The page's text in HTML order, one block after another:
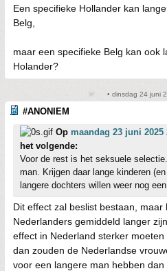
Een specifieke Hollander kan
Belg,
maar een specifieke Belg kan ook
Holander?
• dinsdag 24 juni
#ANONIEM
Op maandag 23 juni 2025
het volgende:
Voor de rest is het seksuele
man. Krijgen daar lange kinderen
langere dochters willen weer nog
Dit effect zal beslist bestaan,
Nederlanders gemiddeld langer
effect in Nederland sterker
dan zouden de Nederlandse
voor een langere man hebben dan